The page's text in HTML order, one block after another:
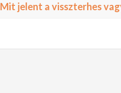
Mit jelent a visszterhes